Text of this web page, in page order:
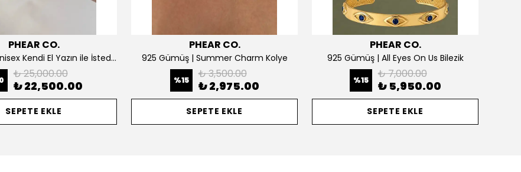
PHEAR CO.
14K ALTIN | Unisex Kendi El Yazın ile İstediğini Yazdır Plaka Kolye
₺ 25,000.00
₺ 22,500.00
SEPETE EKLE
PHEAR CO.
925 Gümüş | Summer Charm Kolye
%15 ₺ 3,500.00
₺ 2,975.00
SEPETE EKLE
PHEAR CO.
925 Gümüş | All Eyes On Us Bilezik
%15 ₺ 7,000.00
₺ 5,950.00
SEPETE EKLE